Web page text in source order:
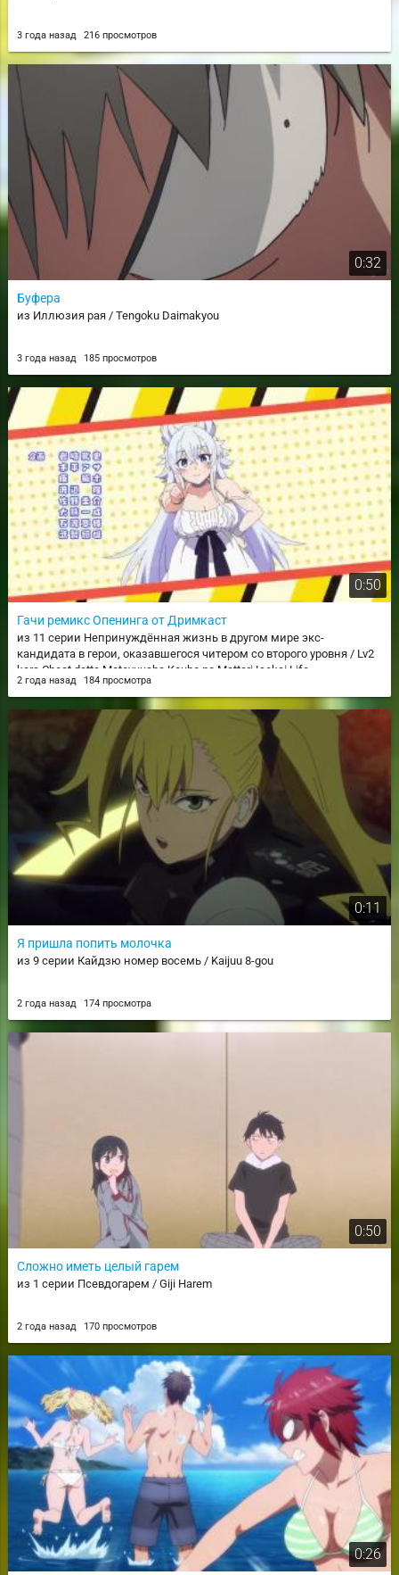
3 года назад 216 просмотров
0:32
Буфера
из Иллюзия рая / Tengoku Daimakyou
3 года назад 185 просмотров
0:50
Гачи ремикс Опенинга от Дримкаст
из 11 серии Непринуждённая жизнь в другом мире экс-
кандидата в герои, оказавшегося читером со второго уровня / Lv2
kara Cheat datta Motoyuusha Kouho no Mattari Isekai Life
2 года назад 184 просмотра
0:11
Я пришла попить молочка
из 9 серии Кайдзю номер восемь / Kaijuu 8-gou
2 года назад 174 просмотра
0:50
Сложно иметь целый гарем
из 1 серии Псевдогарем / Giji Harem
2 года назад 170 просмотров
0:26